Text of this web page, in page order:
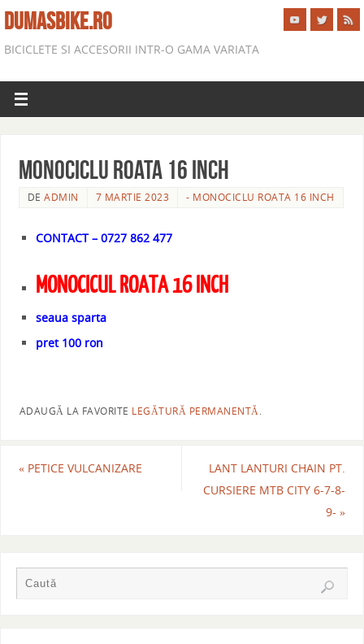
DUMASBIKE.RO
BICICLETE SI ACCESORII INTR-O GAMA VARIATA
MONOCICLU ROATA 16 INCH
DEADMIN 7 MARTIE 2023 - MONOCICLU ROATA 16 INCH
CONTACT – 0727 862 477
MONOCICUL ROATA 16 INCH
seaua sparta
pret 100 ron
ADAUGĂ LA FAVORITE LEGĂTURĂ PERMANENTĂ.
«PETICE VULCANIZARE
LANT LANTURI CHAIN PT.
CURSIERE MTB CITY 6-7-8-
9-»